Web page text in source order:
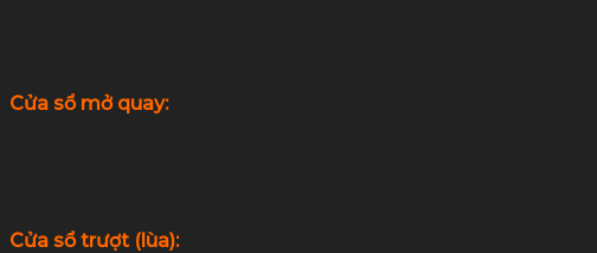
Cửa sổ mở quay:
Cửa sổ trượt (lùa):